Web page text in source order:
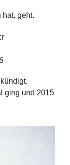
hat, geht.
ging und 2015